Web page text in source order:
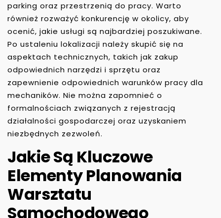
parking oraz przestrzenią do pracy. Warto
również rozważyć konkurencję w okolicy, aby
ocenić, jakie usługi są najbardziej poszukiwane.
Po ustaleniu lokalizacji należy skupić się na
aspektach technicznych, takich jak zakup
odpowiednich narzędzi i sprzętu oraz
zapewnienie odpowiednich warunków pracy dla
mechaników. Nie można zapomnieć o
formalnościach związanych z rejestracją
działalności gospodarczej oraz uzyskaniem
niezbędnych zezwoleń.
Jakie Są Kluczowe
Elementy Planowania
Warsztatu
Samochodowego